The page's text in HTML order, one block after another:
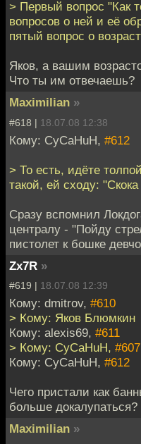
> Первый вопрос "Как
вопросов о ней и её
пятый вопрос о
Яков, а вашим
Что ты им отвечаешь?
Maximilian »
#618 | 18.07.08 12:38
Кому: CyCaHuH, #612
> То есть, идёте
такой, ей сходу:
Cразу вспомнил
централу - "Пойду
пистолет к бошке
Zx7R »
#619 | 18.07.08 12:39
Кому: dmitrov, #610
> Кому: Яков Блюмкин
Кому: alexis69, #611
> Кому: CyCaHuH, #607
Кому: CyCaHuH, #612
Чего пристали как
больше докалупаться?
Maximilian »